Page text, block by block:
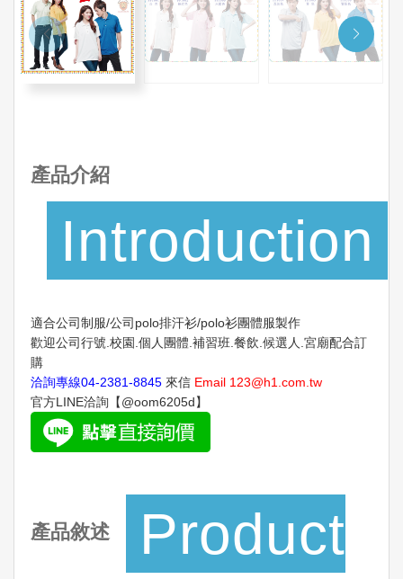
產品介紹
Introduction
適合公司制服/公司polo排汗衫/polo衫團體服製作
歡迎公司行號.校園.個人團體.補習班.餐飲.候選人.宮廟配合訂
購
洽詢專線04-2381-8845 來信 Email 123@h1.com.tw
官方LINE洽詢【@oom6205d】
產品敘述
Product